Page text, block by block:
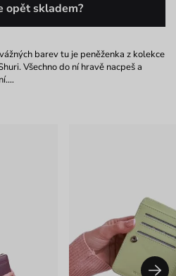
opět skladem?
barev tu je peněženka z kolekce
Všechno do ní hravě nacpeš a